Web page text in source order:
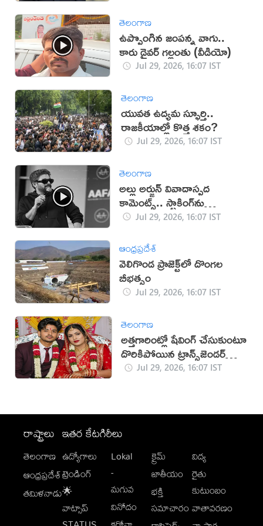
తెలంగాణ
ఉప్పొంగిన జంపన్న వాగు..
కారు డ్రైవర్ గల్లంతు (వీడియో)
Jul 29, 2026, 16:07 IST
తెలంగాణ
యువత ఉద్యమ స్ఫూర్తి..
రాజకీయాల్లో కొత్త శకం?
Jul 29, 2026, 16:07 IST
తెలంగాణ
అల్లు అర్జున్ వివాదాస్పద
కామెంట్స్.. స్టాకింగ్‌ను
ప్రోత్సహిస్తున్నారా?
Jul 29, 2026, 16:07 IST
ఆంధ్రప్రదేశ్
వెలిగొండ ప్రాజెక్ట్‌లో దొంగల
బీభత్సం
Jul 29, 2026, 16:07 IST
తెలంగాణ
అత్తగారింట్లో షేవింగ్ చేసుకుంటూ
దొరికిపోయిన ట్రాన్స్‌జెండర్
వధువుJul 29, 2026, 16:07 IST
రాష్ట్రాలు
తెలంగాణ
ఆంధ్రప్రదేశ్
తమిళనాడు
ఇతర కేటగిరీలు
ఉద్యోగాలు
ట్రెండింగ్
🌟
వాట్సాప్
Lokal
-
మగువ
వినోదం
క్రైమ్
జాతీయం
భక్తి
సమాచారం
విద్య
రైతు
కుటుంబం
వాతావరణం